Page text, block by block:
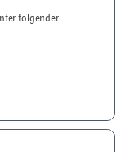
folgender